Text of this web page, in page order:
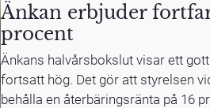
Änkan erbjuder
procent
Änkans halvårsbokslut visar ett
fortsatt hög. Det gör att styrelsen
behålla en återbäringsränta på 16